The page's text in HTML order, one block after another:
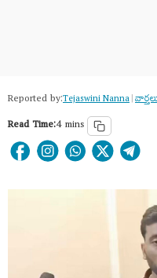
Reported by:Tejaswini Nanna|
Read Time:4 mins